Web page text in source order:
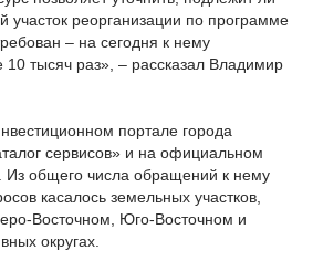
участок реорганизации по программе
– на сегодня к нему
10 тысяч раз», – рассказал Владимир
портале города
сервисов» и на официальном
Из общего числа обращений к нему
касалось земельных участков,
Восточном, Юго-Восточном и
округах.